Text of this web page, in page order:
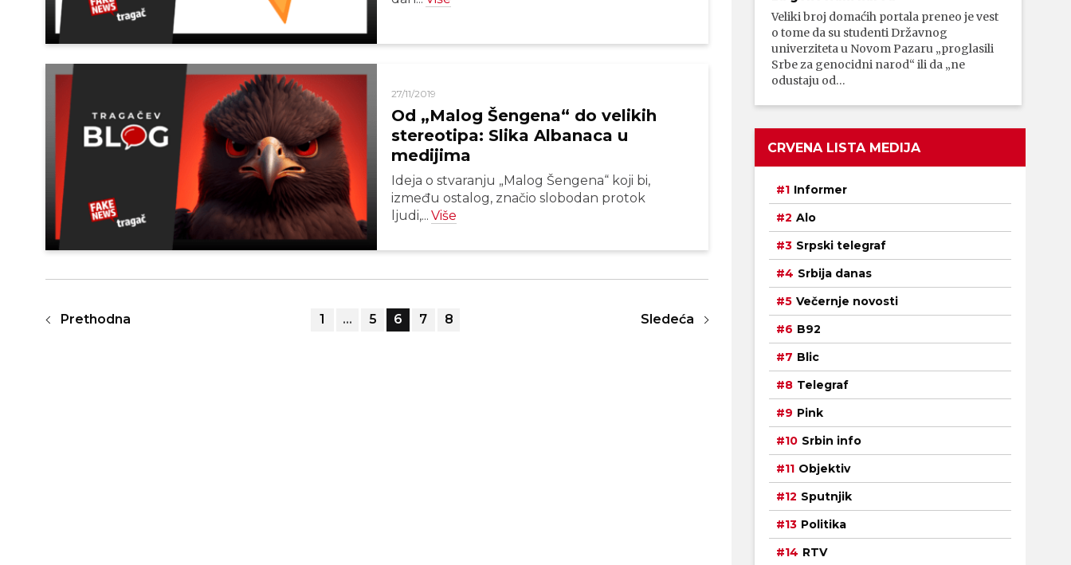
27/11/2019
Od „Malog Šengena“ do velikih
stereotipa: Slika Albanaca u
medijima
Ideja o stvaranju „Malog Šengena“ koji bi,
između ostalog, značio slobodan protok
ljudi,... Više
Prethodna 1 … 5 6 7 8 Sledeća
Veliki broj domaćih portala preneo je vest
o tome da su studenti Državnog
univerziteta u Novom Pazaru „proglasili
Srbe za genocidni narod“ ili da „ne
odustaju od…
CRVENA LISTA MEDIJA
Informer
Alo
Srpski telegraf
Srbija danas
Večernje novosti
B92
Blic
Telegraf
Pink
Srbin info
Objektiv
Sputnjik
Politika
RTV